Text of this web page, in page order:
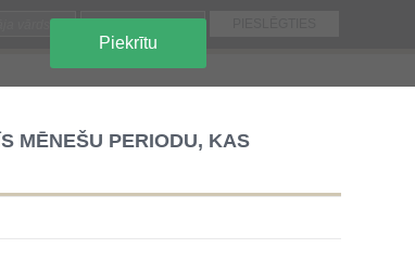
Piekrītu
MĒNEŠU PERIODU, KAS